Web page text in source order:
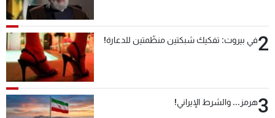
2في بيروت: تفكيك شبكتين منظّمتين للدعارة!
3هرمز... والشرط الإيراني!